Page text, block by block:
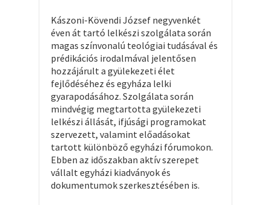
Kászoni-Kövendi József negyvenkét
éven át tartó lelkészi szolgálata során
magas színvonalú teológiai tudásával és
prédikációs irodalmával jelentősen
hozzájárult a gyülekezeti élet
fejlődéséhez és egyháza lelki
gyarapodásához. Szolgálata során
mindvégig megtartotta gyülekezeti
lelkészi állását, ifjúsági programokat
szervezett, valamint előadásokat
tartott különböző egyházi fórumokon.
Ebben az időszakban aktív szerepet
vállalt egyházi kiadványok és
dokumentumok szerkesztésében is.